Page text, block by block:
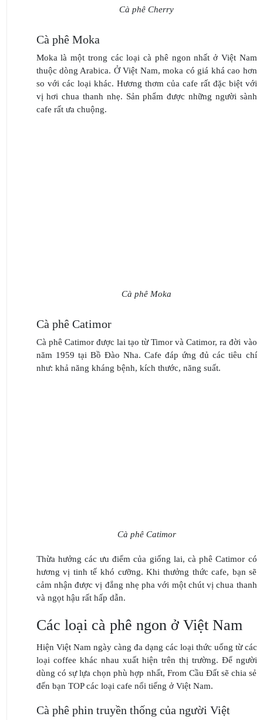
Cà phê Cherry
Cà phê Moka
Moka là một trong các loại cà phê ngon nhất ở Việt Nam
thuộc dòng Arabica. Ở Việt Nam, moka có giá khá cao hơn
so với các loại khác. Hương thơm của cafe rất đặc biệt với
vị hơi chua thanh nhẹ. Sản phẩm được những người sành
cafe rất ưa chuộng.
Cà phê Moka
Cà phê Catimor
Cà phê Catimor được lai tạo từ Timor và Catimor, ra đời vào
năm 1959 tại Bồ Đào Nha. Cafe đáp ứng đủ các tiêu chí
như: khả năng kháng bệnh, kích thước, năng suất.
Cà phê Catimor
Thừa hưởng các ưu điểm của giống lai, cà phê Catimor có
hương vị tinh tế khó cưỡng. Khi thưởng thức cafe, bạn sẽ
cảm nhận được vị đắng nhẹ pha với một chút vị chua thanh
và ngọt hậu rất hấp dẫn.
Các loại cà phê ngon ở Việt Nam
Hiện Việt Nam ngày càng đa dạng các loại thức uống từ các
loại coffee khác nhau xuất hiện trên thị trường. Để người
dùng có sự lựa chọn phù hợp nhất, From Cầu Đất sẽ chia sẻ
đến bạn TOP các loại cafe nổi tiếng ở Việt Nam.
Cà phê phin truyền thống của người Việt